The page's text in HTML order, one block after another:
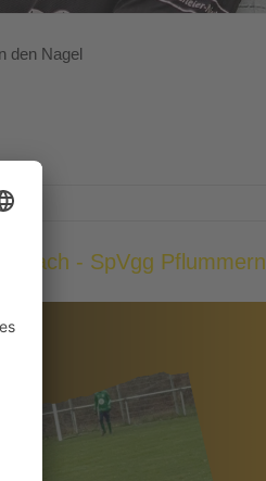
den Nagel
- SpVgg Pflummern